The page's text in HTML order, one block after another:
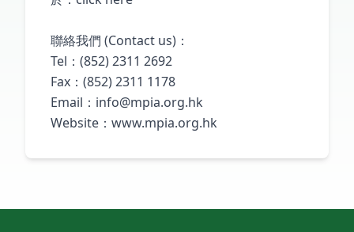
聯絡我們 (Contact us)：
Tel：(852) 2311 2692
Fax：(852) 2311 1178
Email： info@mpia.org.hk
Website：www.mpia.org.hk